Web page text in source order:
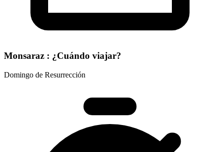
Monsaraz : ¿Cuándo viajar?
Domingo de Resurrección